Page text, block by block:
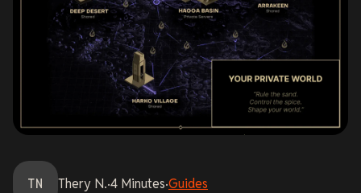
TN Thery N.·4 Minutes·Guides